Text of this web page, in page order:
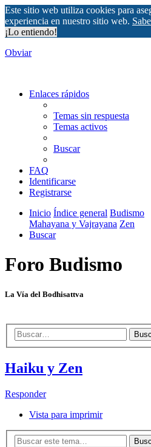
Este sitio web utiliza cookies para
experiencia en nuestro sitio web.
¡Lo entiendo!
Obviar
Enlaces rápidos
Temas sin respuesta
Temas activos
Buscar
FAQ
Identificarse
Registrarse
Inicio Índice general Budismo
Mahayana y Vajrayana Zen
Buscar
Foro Budismo
La Vía del Bodhisattva
Haiku y Zen
Responder
Vista para imprimir